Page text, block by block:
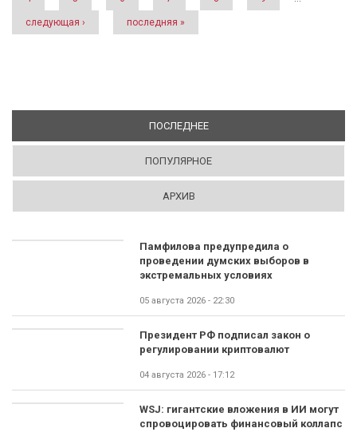
следующая › последняя »
ПОСЛЕДНЕЕ(АКТИВНАЯ ВКЛАДКА)
ПОПУЛЯРНОЕ
АРХИВ
Памфилова предупредила о
проведении думских выборов в
экстремальных условиях
05 августа 2026 - 22:30
Президент РФ подписал закон о
регулировании криптовалют
04 августа 2026 - 17:12
WSJ: гигантские вложения в ИИ могут
спровоцировать финансовый коллапс